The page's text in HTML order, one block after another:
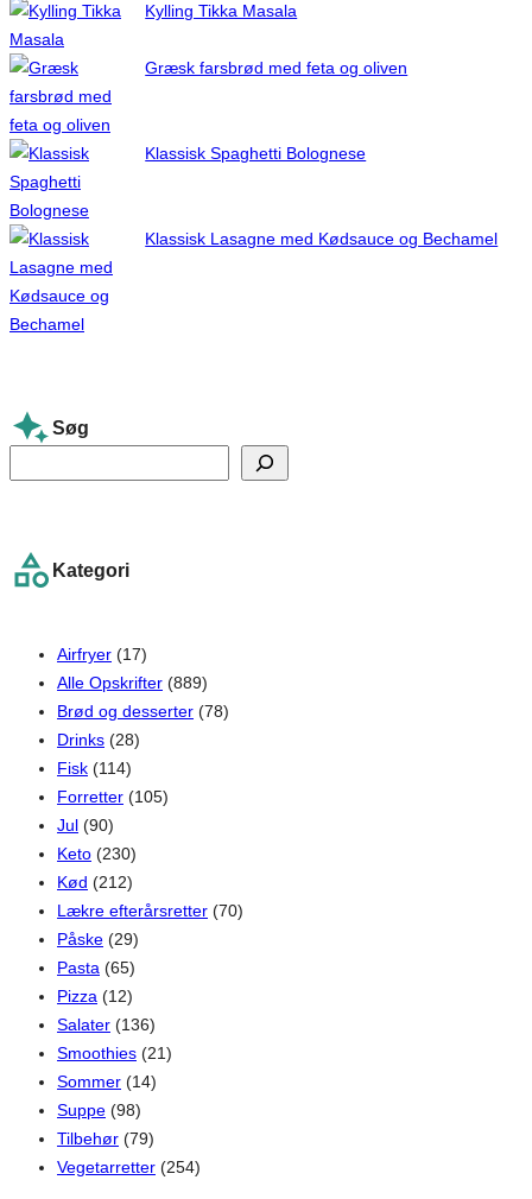
Kylling Tikka Masala
Græsk farsbrød med feta og oliven
Klassisk Spaghetti Bolognese
Klassisk Lasagne med Kødsauce og Bechamel
Søg
e
c
Kategori
Airfryer (17)
Alle Opskrifter (889)
Brød og desserter (78)
Drinks (28)
Fisk (114)
Forretter (105)
Jul (90)
Keto (230)
Kød (212)
Lækre efterårsretter (70)
Påske (29)
Pasta (65)
Pizza (12)
Salater (136)
Smoothies (21)
Sommer (14)
Suppe (98)
Tilbehør (79)
Vegetarretter (254)